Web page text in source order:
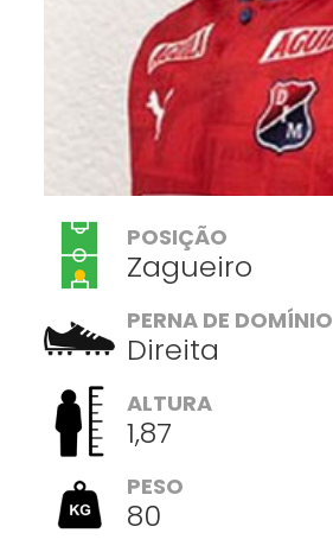
POSIÇÃO
Zagueiro
PERNA DE DOMÍNIO
Direita
ALTURA
1,87
PESO
80